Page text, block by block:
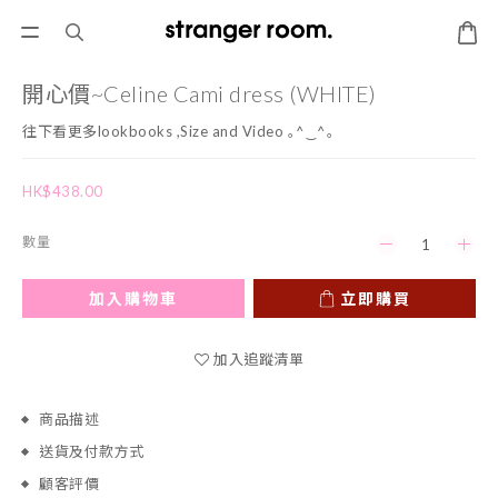
開心價~Celine Cami dress (WHITE)
往下看更多lookbooks ,Size and Video ｡^‿^｡
HK$438.00
數量
加入購物車 立即購買
加入追蹤清單
商品描述
送貨及付款方式
顧客評價